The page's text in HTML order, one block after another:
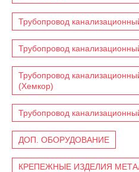
Трубопровод
Трубопровод
Трубопровод
(Хемкор)
Трубопровод
ДОП. ОБОРУДОВАНИЕ
КРЕПЕЖНЫЕ ИЗДЕЛИЯ